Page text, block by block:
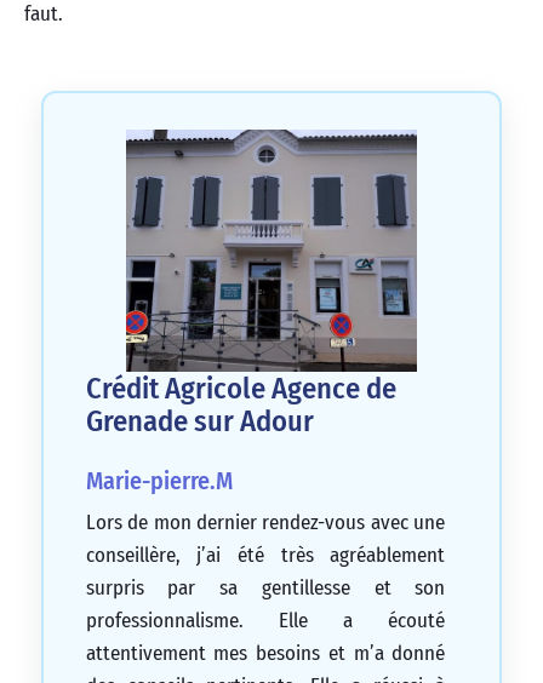
faut.
Crédit Agricole Agence de
Grenade sur Adour
Marie-pierre.M
Lors de mon dernier rendez-vous avec une
conseillère, j’ai été très agréablement
surpris par sa gentillesse et son
professionnalisme. Elle a écouté
attentivement mes besoins et m’a donné